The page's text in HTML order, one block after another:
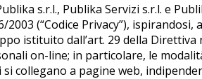
s.r.l., Publika Servizi s.r.l. e
(“Codice Privacy”),
istituito dall’art. 29 della Direttiva
on-line; in particolare, le
a pagine web,